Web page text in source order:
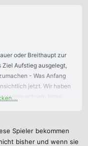
oder Breithaupt zur
Ziel Aufstieg ausgelegt,
- Was Anfang
jetzt. Wir haben
bspw.
Gegentore).
Spieler bekommen
bisher und wenn sie